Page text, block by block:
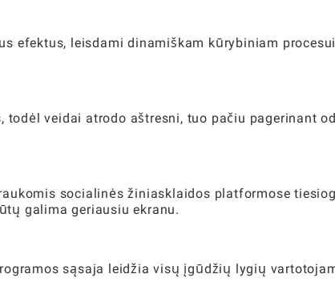
efektus, leisdami dinamiškam kūrybiniam
​​todėl veidai atrodo aštresni, tuo pačiu pagerinant
socialinės žiniasklaidos platformose
galima geriausiu ekranu.
sąsaja leidžia visų įgūdžių lygių